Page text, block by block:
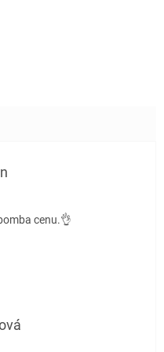
5 z 5 hvězdiček.
cenu.👌
5 z 5 hvězdiček.
5 z 5 hvězdiček.